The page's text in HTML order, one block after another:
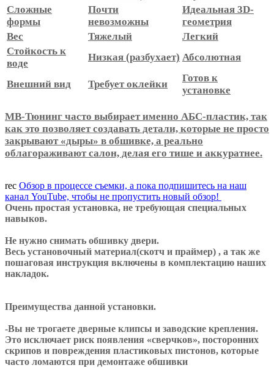
Сложные
формы
Почти
невозможны
Идеальная 3D-
геометрия
Вес
Тяжелый
Легкий
Стойкость к
воде
Низкая (разбухает) Абсолютная
Внешний вид Требует оклейки
Готов к
установке
МВ-Тюнинг часто выбирает именно АБС-пластик, так
как это позволяет создавать детали, которые не просто
закрывают «дыры» в обшивке, а реально
облагораживают салон, делая его тише и аккуратнее.
rec Обзор в процессе съемки, а пока подпишитесь на наш
канал YouTube, чтобы не пропустить новый обзор!
Очень простая установка, не требующая специальных
навыков.
Не нужно снимать обшивку двери.
Весь установочный материал(скотч и праймер) , а так же
пошаговая инструкция включены в комплектацию наших
накладок.
Преимущества данной установки.
-Вы не трогаете дверные клипсы и заводские крепления.
Это исключает риск появления «сверчков», посторонних
скрипов и повреждения пластиковых пистонов, которые
часто ломаются при демонтаже обшивки